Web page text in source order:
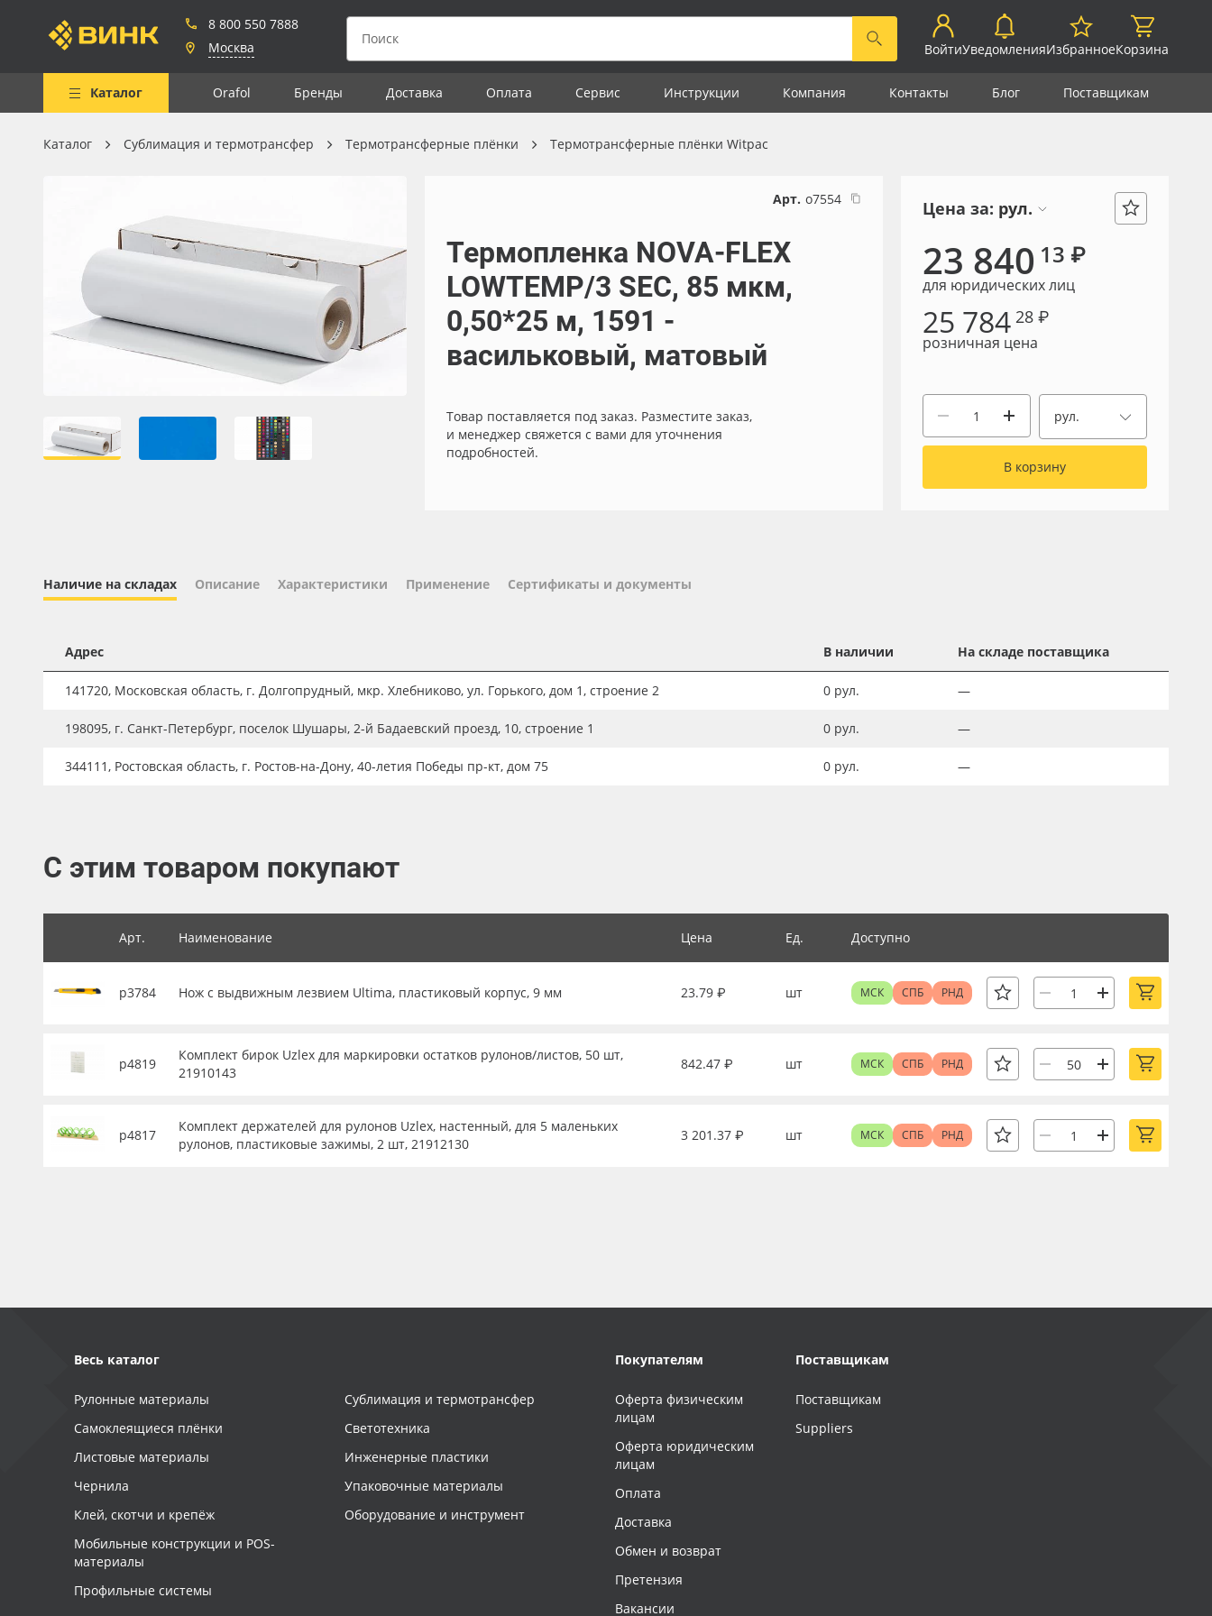
8 800 550 7888
Москва
ВойтиУведомленияИзбранноеКорзина
Каталог Orafol Бренды Доставка Оплата Сервис Инструкции Компания Контакты Блог Поставщикам
Весь каталог
Самоклеящиеся плёнки
Листовые материалы
Чернила
Клей, скотчи и крепёж
Мобильные конструкции и
Сублимация и термотрансфер
Новинки ассортимента
Плёнка монтажная Oratape
ПЭТ листовой
ПЭТ бэклит
Заготовки для сувениров
Каталог Сублимация и термотрансфер Термотрансферные плёнки Термотрансферные плёнки Witpac
Арт. о7554
Термопленка NOVA-FLEX
LOWTEMP/3 SEC, 85 мкм,
0,50*25 м, 1591 -
васильковый, матовый
Товар поставляется под заказ. Разместите заказ,
и менеджер свяжется с вами для уточнения
подробностей.
Цена за: рул.
23 840 13 ₽
для юридических лиц
25 784 28 ₽
розничная цена
рул.
В корзину
Наличие на складах Описание Характеристики Применение Сертификаты и документы
Адрес В наличии На складе поставщика
141720, Московская область, г. Долгопрудный, мкр. Хлебниково, ул. Горького, дом 1, строение 2 0 рул. —
198095, г. Санкт-Петербург, поселок Шушары, 2-й Бадаевский проезд, 10, строение 1 0 рул. —
344111, Ростовская область, г. Ростов-на-Дону, 40-летия Победы пр-кт, дом 75 0 рул. —
С этим товаром покупают
Арт. Наименование Цена Ед. Доступно
р3784 Нож с выдвижным лезвием Ultima, пластиковый корпус, 9 мм 23.79 ₽ шт МСК СПБ РНД
р4819
Комплект бирок Uzlex для маркировки остатков рулонов/листов, 50 шт,
21910143
842.47 ₽ шт МСК СПБ РНД
р4817
Комплект держателей для рулонов Uzlex, настенный, для 5 маленьких
рулонов, пластиковые зажимы, 2 шт, 21912130
3 201.37 ₽ шт МСК СПБ РНД
Весь каталог
Рулонные материалы
Самоклеящиеся плёнки
Листовые материалы
Чернила
Клей, скотчи и крепёж
Мобильные конструкции и POS-
материалы
Профильные системы
Сублимация и термотрансфер
Светотехника
Инженерные пластики
Упаковочные материалы
Оборудование и инструмент
Покупателям
Оферта физическим
лицам
Оферта юридическим
лицам
Оплата
Доставка
Обмен и возврат
Претензия
Вакансии
Поставщикам
Поставщикам
Suppliers